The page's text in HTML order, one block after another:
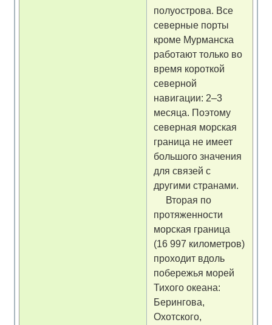
полуострова. Все
северные порты
кроме Мурманска
работают только во
время короткой
северной
навигации: 2–3
месяца. Поэтому
северная морская
граница не имеет
большого значения
для связей с
другими странами.
Вторая по
протяженности
морская граница
(16 997 километров)
проходит вдоль
побережья морей
Тихого океана:
Берингова,
Охотского,